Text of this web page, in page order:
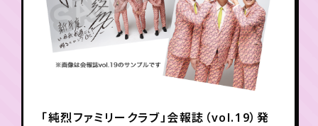
「純烈ファミリークラブ」会報誌（vol.19）発